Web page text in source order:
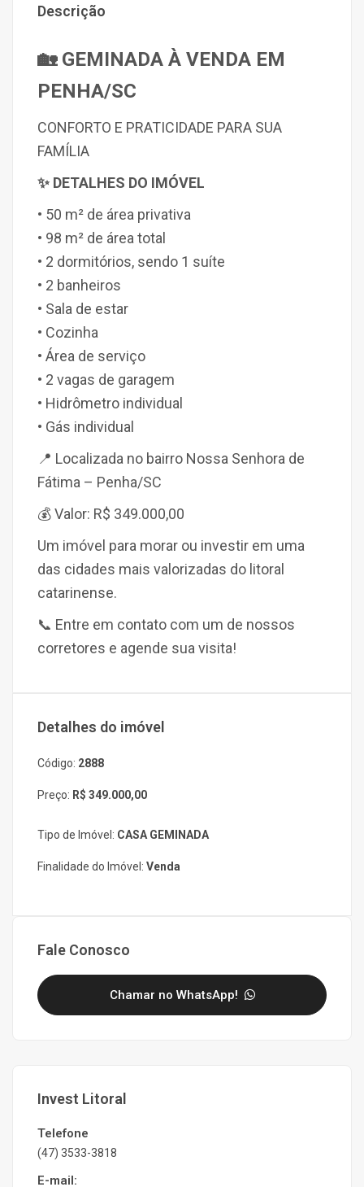
Descrição
🏡 GEMINADA À VENDA EM
PENHA/SC
CONFORTO E PRATICIDADE PARA SUA
FAMÍLIA
✨ DETALHES DO IMÓVEL
• 50 m² de área privativa
• 98 m² de área total
• 2 dormitórios, sendo 1 suíte
• 2 banheiros
• Sala de estar
• Cozinha
• Área de serviço
• 2 vagas de garagem
• Hidrômetro individual
• Gás individual
📍 Localizada no bairro Nossa Senhora de
Fátima – Penha/SC
💰 Valor: R$ 349.000,00
Um imóvel para morar ou investir em uma
das cidades mais valorizadas do litoral
catarinense.
📞 Entre em contato com um de nossos
corretores e agende sua visita!
Detalhes do imóvel
Código: 2888
Preço: R$ 349.000,00
Tipo de Imóvel: CASA GEMINADA
Finalidade do Imóvel: Venda
Fale Conosco
Chamar no WhatsApp!
Invest Litoral
Telefone
(47) 3533-3818
E-mail: